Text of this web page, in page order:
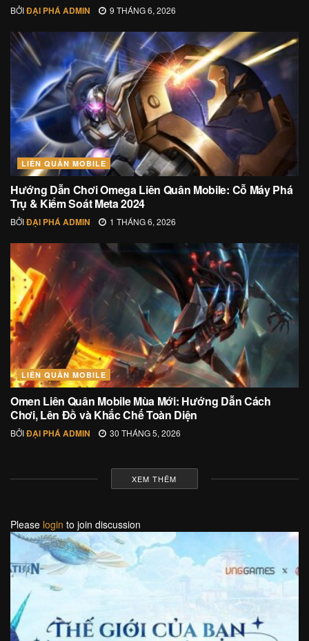
BỞIĐẠI PHÁ ADMIN 9 THÁNG 6, 2026
LIÊN QUÂN MOBILE
Hướng Dẫn Chơi Omega Liên Quân Mobile: Cỗ Máy Phá
Trụ & Kiểm Soát Meta 2024
BỞIĐẠI PHÁ ADMIN 1 THÁNG 6, 2026
LIÊN QUÂN MOBILE
Omen Liên Quân Mobile Mùa Mới: Hướng Dẫn Cách
Chơi, Lên Đồ và Khắc Chế Toàn Diện
BỞIĐẠI PHÁ ADMIN 30 THÁNG 5, 2026
XEM THÊM
Please login to join discussion